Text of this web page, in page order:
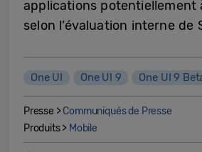
applications potentiellement
selon l’évaluation interne de
One UI One UI 9 One UI 9
Presse >Communiqués de Presse
Produits > Mobile